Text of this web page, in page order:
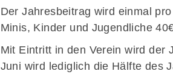
Der Jahresbeitrag wird einmal
Minis, Kinder und Jugendliche
Mit Eintritt in den Verein wird der
Juni wird lediglich die Hälfte des